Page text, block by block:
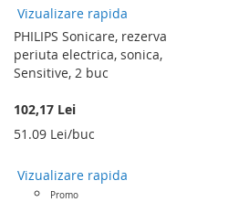
Vizualizare rapida
PHILIPS Sonicare, rezerva
periuta electrica, sonica,
Sensitive, 2 buc
102,17 Lei
51.09 Lei/buc
Vizualizare rapida
Promo